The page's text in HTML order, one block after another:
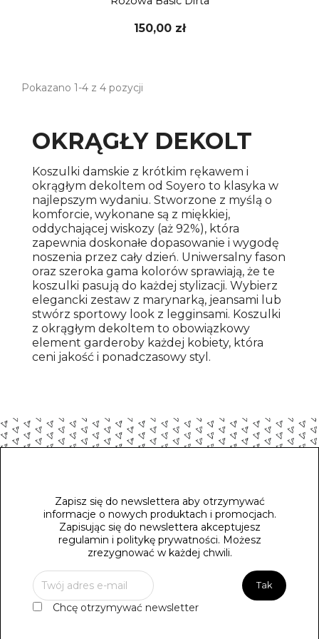
150,00 zł
Pokazano 1-4 z 4 pozycji
OKRĄGŁY DEKOLT
Koszulki damskie z krótkim rękawem i
okrągłym dekoltem od Soyero to klasyka w
najlepszym wydaniu. Stworzone z myślą o
komforcie, wykonane są z miękkiej,
oddychającej wiskozy (aż 92%), która
zapewnia doskonałe dopasowanie i wygodę
noszenia przez cały dzień. Uniwersalny fason
oraz szeroka gama kolorów sprawiają, że te
koszulki pasują do każdej stylizacji. Wybierz
elegancki zestaw z marynarką, jeansami lub
stwórz sportowy look z legginsami. Koszulki
z okrągłym dekoltem to obowiązkowy
element garderoby każdej kobiety, która
ceni jakość i ponadczasowy styl.
Zapisz się do newslettera aby otrzymywać
informacje o nowych produktach i promocjach.
Zapisując się do newslettera akceptujesz
regulamin i politykę prywatności. Możesz
zrezygnować w każdej chwili.
Chcę otrzymywać newsletter